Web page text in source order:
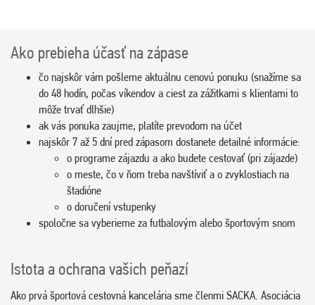
Ako prebieha účasť na zápase
čo najskôr vám pošleme aktuálnu cenovú ponuku (snažíme sa
do 48 hodín, počas víkendov a ciest za zážitkami s klientami to
môže trvať dlhšie)
ak vás ponuka zaujme, platíte prevodom na účet
najskôr 7 až 5 dní pred zápasom dostanete detailné informácie:
o programe zájazdu a ako budete cestovať (pri zájazde)
o meste, čo v ňom treba navštíviť a o zvyklostiach na
štadióne
o doručení vstupenky
spoločne sa vyberieme za futbalovým alebo športovým snom
Istota a ochrana vašich peňazí
Ako prvá športová cestovná kancelária sme členmi SACKA. Asociácia